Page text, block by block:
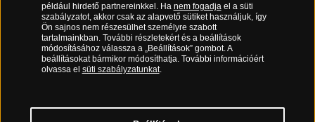
Magyar Éremkibocsátó Kft. 1134 Budapest, Váci út 33.
Cégjegyzékszám: 01-09-957944, Adószám: 23275395-2-41 A
például hirdető partnereinkkel. Ha nem fogadjael a süti
szabályzatot, akkor csak az alapvető sütiket használjuk, így
Ön sajnos nem részesülhet személyre szabott
tartalmainkban. További részletekért és a beállítások
módosításához válassza a „Beállítások” gombot. A
beállításokat bármikor módosíthatja. További információért
olvassa el süti szabályzatunkat.